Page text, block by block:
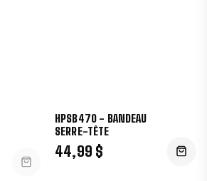
HPSB470 - BANDEAU
SERRE-TÊTE
44,99 $